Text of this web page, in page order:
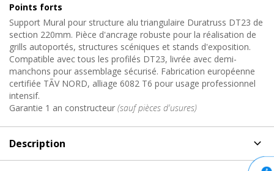
Points forts
Support Mural pour structure alu triangulaire Duratruss DT23 de
section 220mm. Pièce d'ancrage robuste pour la réalisation de
grills autoportés, structures scéniques et stands d'exposition.
Compatible avec tous les profilés DT23, livrée avec demi-
manchons pour assemblage sécurisé. Fabrication européenne
certifiée TÃV NORD, alliage 6082 T6 pour usage professionnel
intensif.
Garantie 1 an constructeur (sauf pièces d'usures)
Description